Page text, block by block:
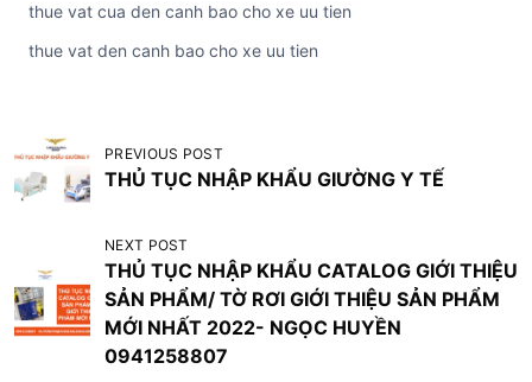
thue vat cua den canh bao cho xe uu tien
thue vat den canh bao cho xe uu tien
Đ
i
h
ư
PREVIOUS POST
THỦ TỤC NHẬP KHẨU GIƯỜNG Y TẾ
NEXT POST
THỦ TỤC NHẬP KHẨU CATALOG GIỚI THIỆU
SẢN PHẨM/ TỜ RƠI GIỚI THIỆU SẢN PHẨM
MỚI NHẤT 2022- NGỌC HUYỀN
0941258807